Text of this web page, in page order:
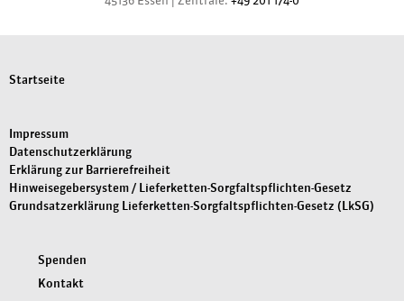
Startseite
Impressum
Datenschutzerklärung
Erklärung zur Barrierefreiheit
Hinweisegebersystem / Lieferketten-Sorgfaltspflichten-Gesetz
Grundsatzerklärung Lieferketten-Sorgfaltspflichten-Gesetz (LkSG)
Spenden
Kontakt